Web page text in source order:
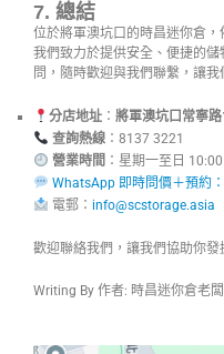
7. 總結
位於將軍澳坑口的時昌迷你倉
我們致力於提供安全、便捷的
問，隨時歡迎與我們聯繫，讓
分店地址： 將軍澳坑口常寧
查詢熱線：8137 3221
營業時間 ：星
WhatsApp 即時問價＋預約
電郵： info@scstorage.asia
歡迎聯絡我們，讓我們協助你
Writing By 作者: 時昌迷你倉老